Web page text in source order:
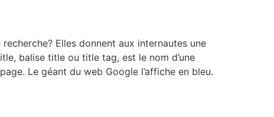
Elles donnent aux internautes une
balise title ou title tag, est le nom d’une
Le géant du web Google l’affiche en bleu.